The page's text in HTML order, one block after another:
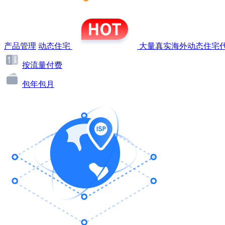
产品管理 动态住宅 大量真实海外动态住宅
按流量付费
包年包月